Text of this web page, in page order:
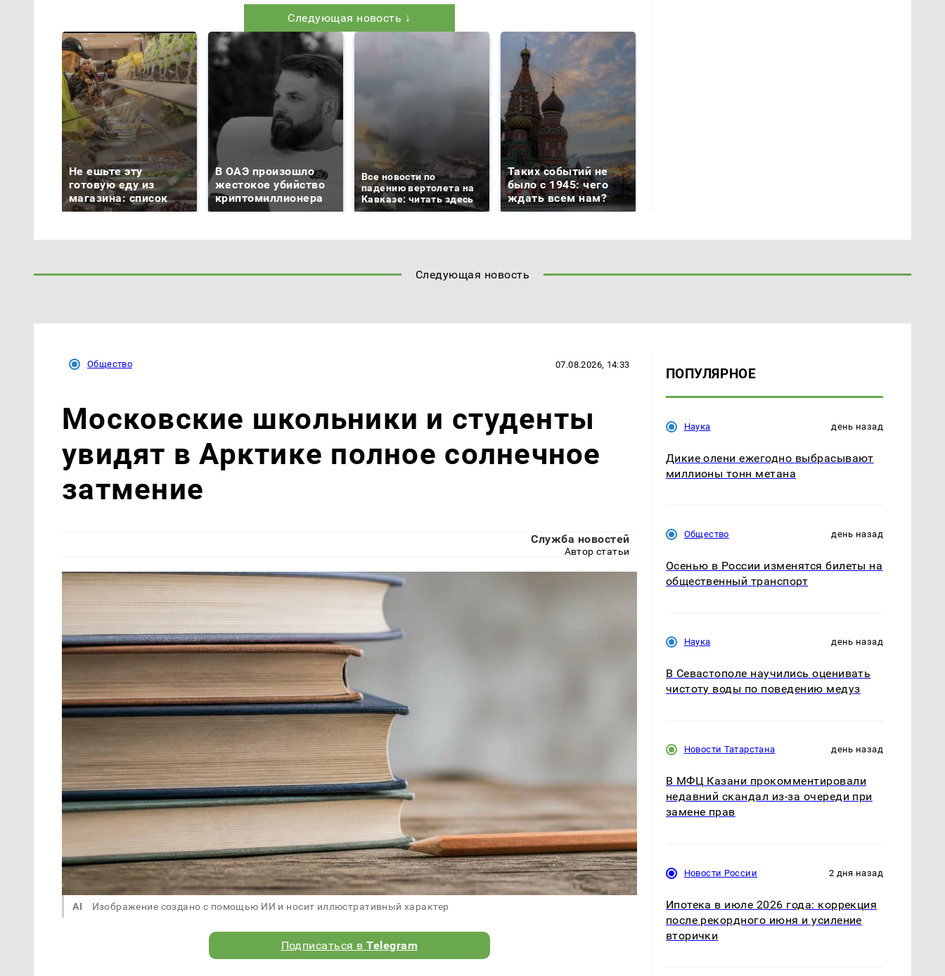
Следующая новость ↓
Не ешьте эту
готовую еду из
магазина: список
В ОАЭ произошло
жестокое убийство
криптомиллионера
Все новости по
падению вертолета на
Кавказе: читать здесь
Таких событий не
было с 1945: чего
ждать всем нам?
Следующая новость
Общество 07.08.2026, 14:33
Московские школьники и студенты
увидят в Арктике полное солнечное
затмение
Служба новостей
Автор статьи
AI Изображение создано с помощью ИИ и носит иллюстративный характер
Подписаться вTelegram
ПОПУЛЯРНОЕ
Наука день назад
Дикие олени ежегодно выбрасывают
миллионы тонн метана
Общество день назад
Осенью в России изменятся билеты на
общественный транспорт
Наука день назад
В Севастополе научились оценивать
чистоту воды по поведению медуз
Новости Татарстана день назад
В МФЦ Казани прокомментировали
недавний скандал из-за очереди при
замене прав
Новости России 2 дня назад
Ипотека в июле 2026 года: коррекция
после рекордного июня и усиление
вторички